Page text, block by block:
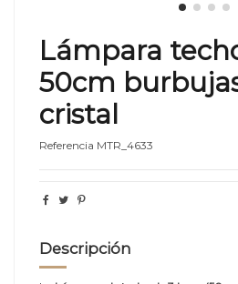
Lámpara
50cm
cristal
Referencia MTR_4633
Descripción